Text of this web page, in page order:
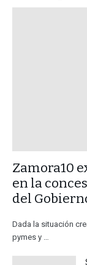
​Zamora10
en la
del
Dada la situación
pymes y …